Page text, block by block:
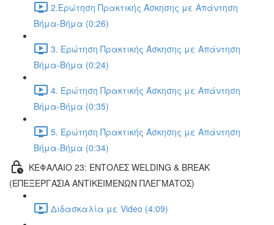
2.Ερώτηση Πρακτικής Άσκησης με Απάντηση
Βήμα-Βήμα (0:26)
3. Ερώτηση Πρακτικής Άσκησης με Απάντηση
Βήμα-Βήμα (0:24)
4. Ερώτηση Πρακτικής Άσκησης με Απάντηση
Βήμα-Βήμα (0:35)
5. Ερώτηση Πρακτικής Άσκησης με Απάντηση
Βήμα-Βήμα (0:34)
ΚΕΦΑΛΑΙΟ 23: ΕΝΤΟΛΕΣ WELDING & BREAK
(ΕΠΕΞΕΡΓΑΣΙΑ ΑΝΤΙΚΕΙΜΕΝΩΝ ΠΛΕΓΜΑΤΟΣ)
Διδασκαλία με Video (4:09)